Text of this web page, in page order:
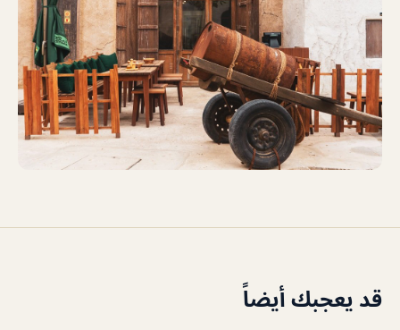
قد يعجبك أيضاً